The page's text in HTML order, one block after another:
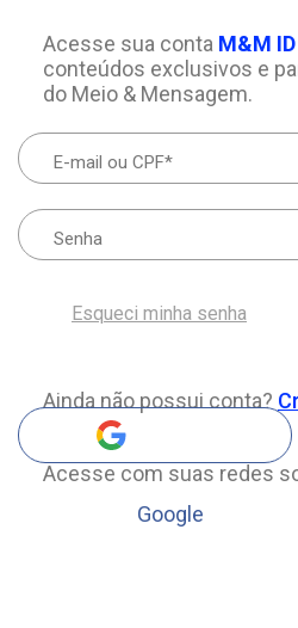
Acesse sua conta M&M ID
conteúdos exclusivos e
do Meio & Mensagem.
Esqueci minha senha
Ainda não possui conta?
Acesse com suas redes
Google